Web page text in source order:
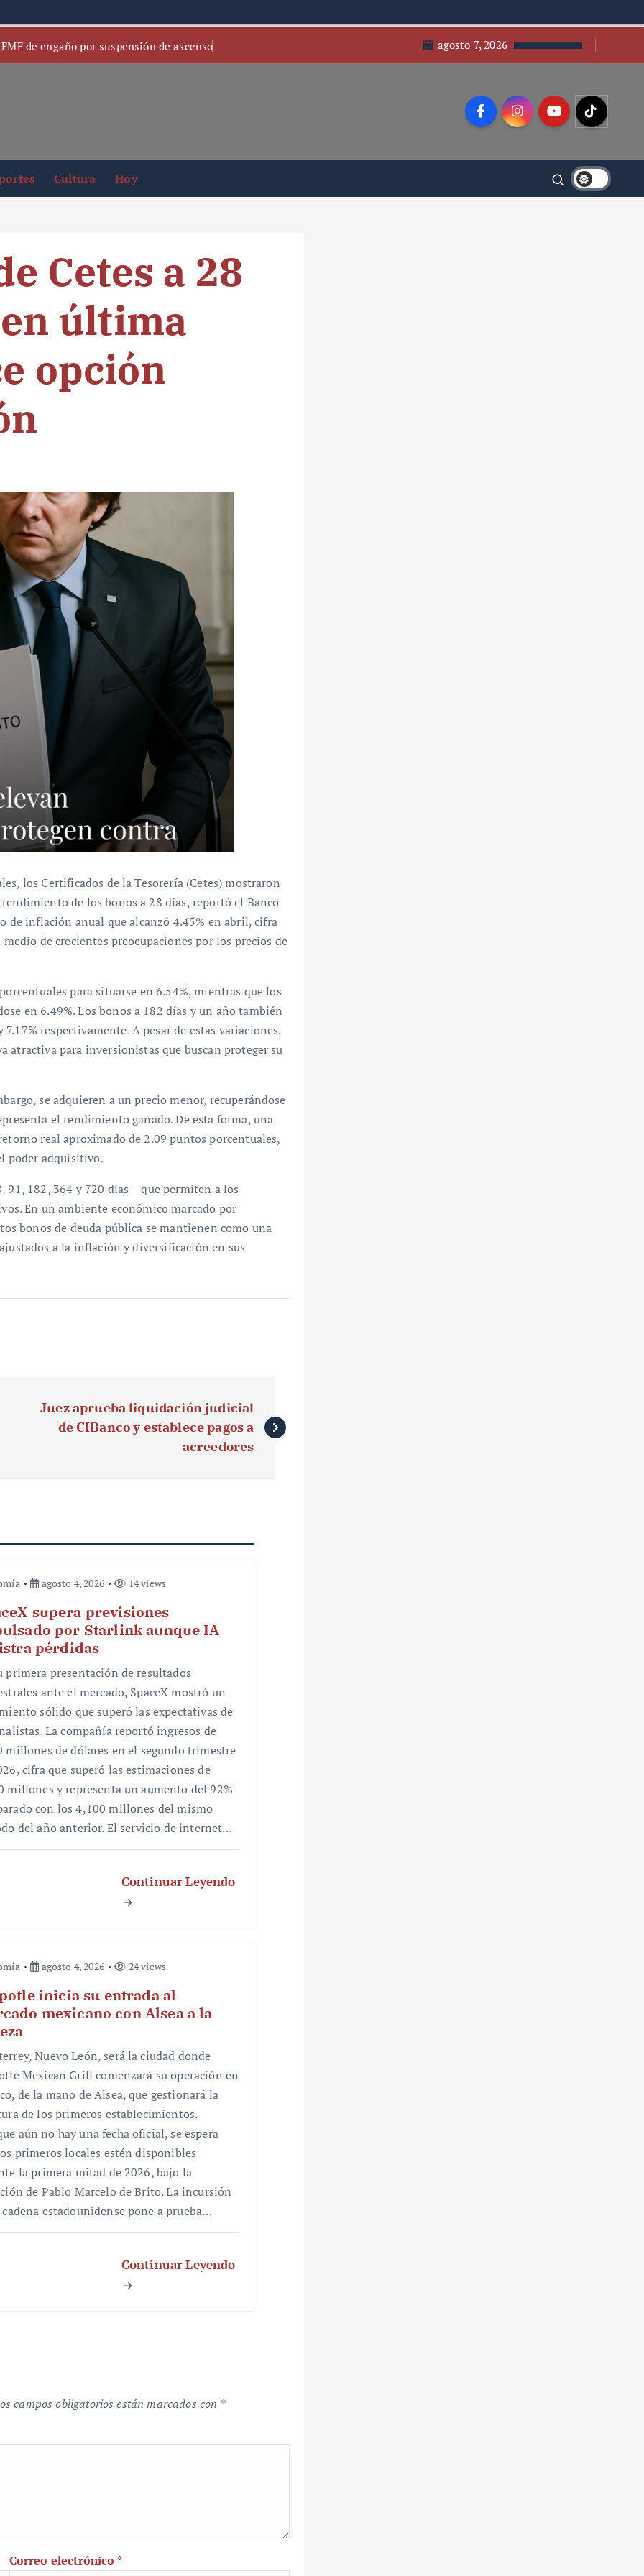
de engaño por suspensión de ascenso agosto 7, 2026
Cultura Hoy
Cetes a 28
última
opción
los Certificados de la Tesorería (Cetes) mostraron
de los bonos a 28 días, reportó el Banco
de inflación anual que alcanzó 4.45% en abril, cifra
de crecientes preocupaciones por los precios de
para situarse en 6.54%, mientras que los
en 6.49%. Los bonos a 182 días y un año también
respectivamente. A pesar de estas variaciones,
para inversionistas que buscan proteger su
se adquieren a un precio menor, recuperándose
el rendimiento ganado. De esta forma, una
real aproximado de 2.09 puntos porcentuales,
poder adquisitivo.
182, 364 y 720 días— que permiten a los
En un ambiente económico marcado por
bonos de deuda pública se mantienen como una
a la inflación y diversificación en sus
Juez aprueba liquidación judicial
de CIBanco y establece pagos a
acreedores
agosto 4, 2026 14 views
supera previsiones
por Starlink aunque IA
pérdidas
primera presentación de resultados
ante el mercado, SpaceX mostró un
sólido que superó las expectativas de
La compañía reportó ingresos de
millones de dólares en el segundo trimestre
cifra que superó las estimaciones de
millones y representa un aumento del 92%
con los 4,100 millones del mismo
del año anterior. El servicio de internet…
Continuar Leyendo
agosto 4, 2026 24 views
inicia su entrada al
mexicano con Alsea a la
Nuevo León, será la ciudad donde
Mexican Grill comenzará su operación en
de la mano de Alsea, que gestionará la
de los primeros establecimientos.
aún no hay una fecha oficial, se espera
primeros locales estén disponibles
la primera mitad de 2026, bajo la
de Pablo Marcelo de Brito. La incursión
cadena estadounidense pone a prueba…
Continuar Leyendo
campos obligatorios están marcados con *
Correo electrónico *